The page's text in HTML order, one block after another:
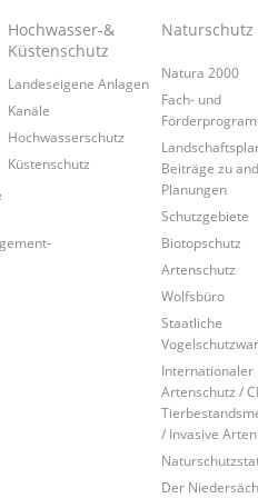
Hochwasser-&
Küstenschutz
Landeseigene Anlagen
Kanäle
Hochwasserschutz
Küstenschutz
Naturschutz
Natura 2000
Fach- und
Beiträge zu
Planungen
Schutzgebiete
Biotopschutz
Artenschutz
Wolfsbüro
Staatliche
Internationaler
Artenschutz /
/ Invasive Arten
Der